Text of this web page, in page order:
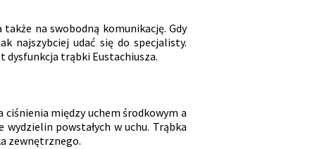
na swobodną komunikację. Gdy
najszybciej udać się do specjalisty.
dysfunkcja trąbki Eustachiusza.
ciśnienia między uchem środkowym a
powstałych w uchu. Trąbka
zewnętrznego.